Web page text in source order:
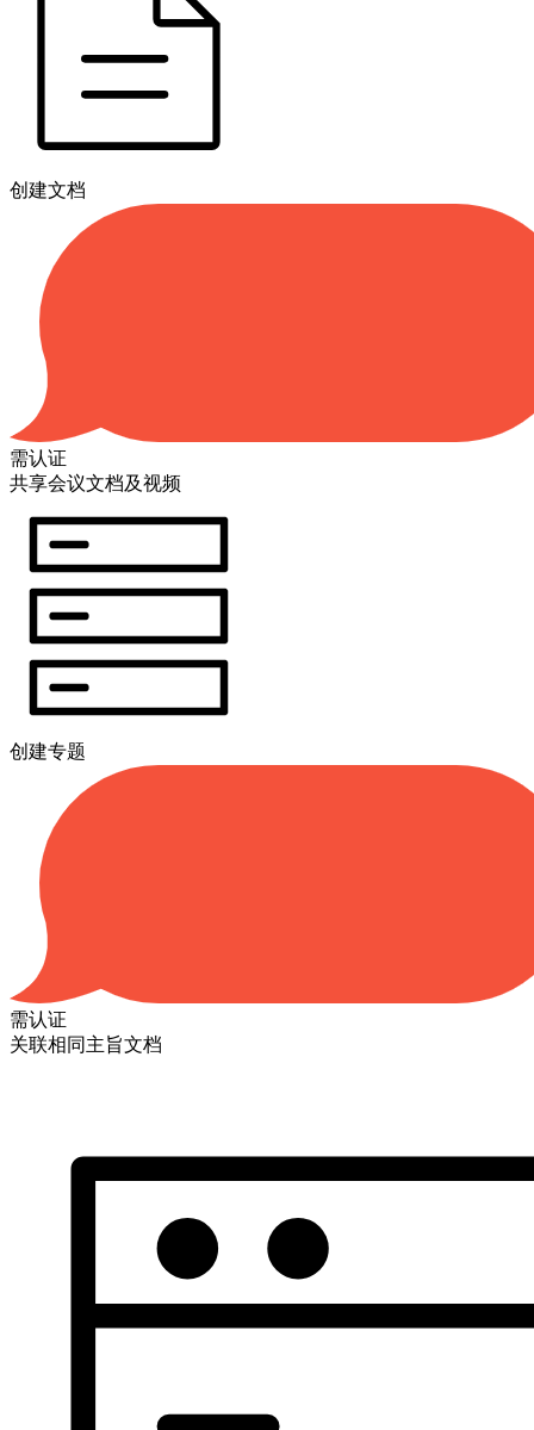
创建文档
需认证
共享会议文档及视频
创建专题
需认证
关联相同主旨文档